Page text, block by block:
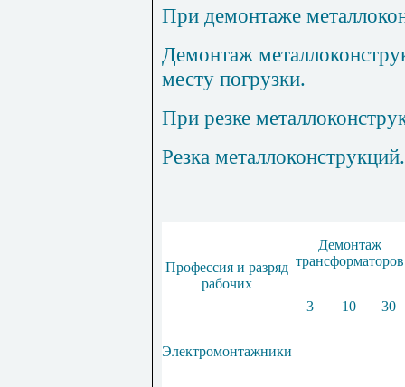
При демонтаже
Демонтаж
месту погрузки.
При резке
Резка металлоконструкций.
Профессия и разряд
рабочих
Демонтаж
трансформаторов
3 10 30
Электромонтажники